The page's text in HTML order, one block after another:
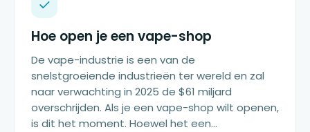
Hoe open je een vape-shop
De vape-industrie is een van de
snelstgroeiende industrieën ter wereld en zal
naar verwachting in 2025 de $61 miljard
overschrijden. Als je een vape-shop wilt openen,
is dit het moment. Hoewel het een…